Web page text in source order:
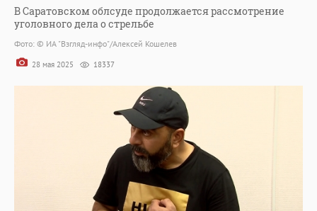
В Саратовском облсуде продолжается рассмотрение
уголовного дела о стрельбе
Фото: © ИА "Взгляд-инфо"/Алексей Кошелев
28 мая 2025 18337